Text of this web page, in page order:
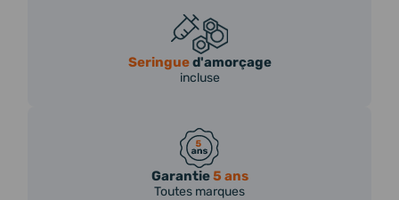
Seringued'amorçage
incluse
Garantie5 ans
Toutes marques